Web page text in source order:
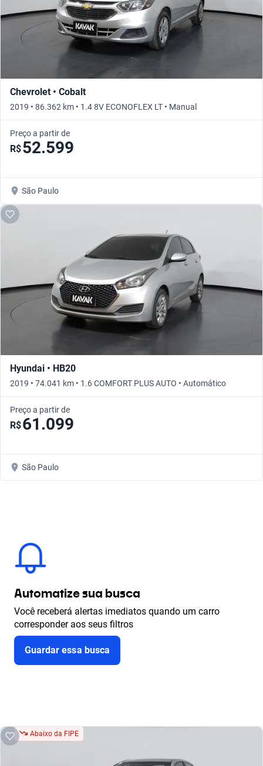
Chevrolet • Cobalt
2019 • 86.362 km • 1.4 8V ECONOFLEX LT • Manual
Preço a partir de
R$52.599
São Paulo
Hyundai • HB20
2019 • 74.041 km • 1.6 COMFORT PLUS AUTO • Automático
Preço a partir de
R$61.099
São Paulo
Automatize sua busca
Você receberá alertas imediatos quando um carro
corresponder aos seus filtros
Guardar essa busca
Abaixo da FIPE